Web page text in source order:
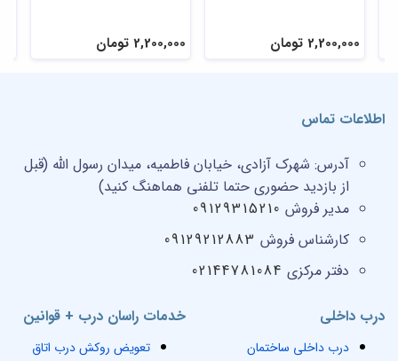
2,200,000 تومان 2,200,000 تومان
خدمات راسان درب + قوانین
تعویض روکش درب اتاق
درب داخلی
درب داخلی ساختمان
اطلاعات تماس
آدرس: شهرک آزادی، خیابان فاطمیه، میدان رسول الله (قبل
از بازدید حضوری حتما تلفنی هماهنگ کنید)
مدیر فروش 09129315210
کارشناس فروش 09129212883
دفتر مرکزی 02144781084